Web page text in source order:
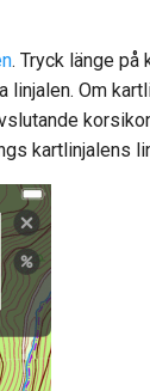
. Tryck länge på
Om
kartlinjalens